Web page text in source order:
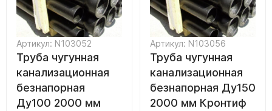
Артикул: N103052
Труба чугунная
канализационная
безнапорная
Ду100 2000 мм
Артикул: N103056
Труба чугунная
канализационная
безнапорная Ду150
2000 мм Кронтиф